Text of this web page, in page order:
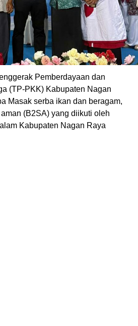
Pemberdayaan dan
(TP-PKK) Kabupaten Nagan
Masak serba ikan dan beragam,
(B2SA) yang diikuti oleh
Kabupaten Nagan Raya